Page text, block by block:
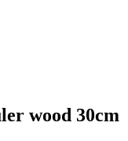
wood 30cm